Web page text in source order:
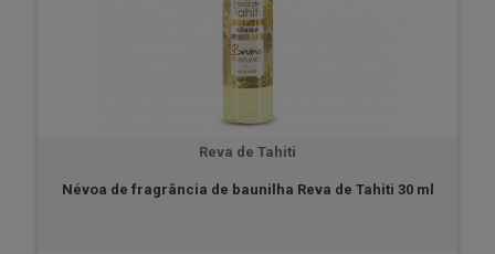
Reva de Tahiti
Névoa de fragrância de baunilha Reva de Tahiti 30 ml